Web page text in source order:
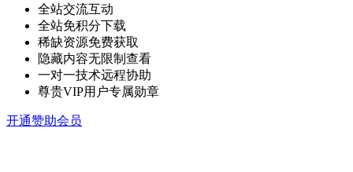
全站交流互动
全站免积分下载
稀缺资源免费获取
隐藏内容无限制查看
一对一技术远程协助
尊贵VIP用户专属勋章
开通赞助会员